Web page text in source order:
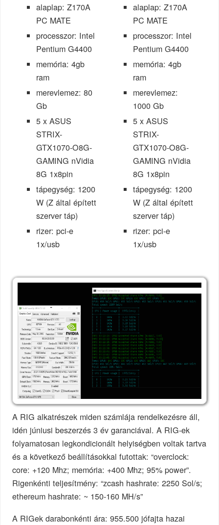
alaplap: Z170A
PC MATE
processzor: Intel
Pentium G4400
memória: 4gb
ram
merevlemez: 80
Gb
5 x ASUS
STRIX-
GTX1070-O8G-
GAMING nVidia
8G 1x8pin
tápegység: 1200
W (Z által épített
szerver táp)
rizer: pci-e
1x/usb
alaplap: Z170A
PC MATE
processzor: Intel
Pentium G4400
memória: 4gb
ram
merevlemez:
1000 Gb
5 x ASUS
STRIX-
GTX1070-O8G-
GAMING nVidia
8G 1x8pin
tápegység: 1200
W (Z által épített
szerver táp)
rizer: pci-e
1x/usb
A RIG alkatrészek miden számlája rendelkezésre áll,
idén júniusi beszerzés 3 év garanciával. A RIG-ek
folyamatosan legkondicionált helyiségben voltak tartva
és a következő beállításokkal futottak: “overclock:
core: +120 Mhz; memória: +400 Mhz; 95% power”.
Rigenkénti teljesítmény: “zcash hashrate: 2250 Sol/s;
ethereum hashrate: ~ 150-160 MH/s”
A RIGek darabonkénti ára: 955.500 jófajta hazai